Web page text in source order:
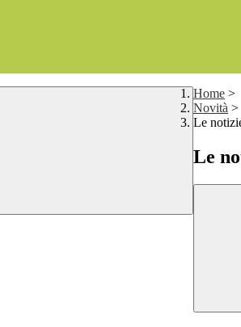
Home >
Novità >
Le
Le